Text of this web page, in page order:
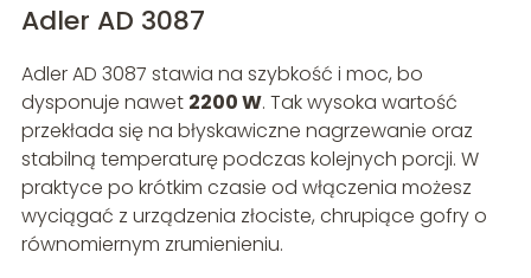
Adler AD 3087
Adler AD 3087 stawia na szybkość i moc, bo
dysponuje nawet 2200 W. Tak wysoka wartość
przekłada się na błyskawiczne nagrzewanie oraz
stabilną temperaturę podczas kolejnych porcji. W
praktyce po krótkim czasie od włączenia możesz
wyciągać z urządzenia złociste, chrupiące gofry o
równomiernym zrumienieniu.